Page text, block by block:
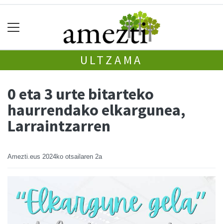
ULTZAMA
0 eta 3 urte bitarteko
haurrendako elkargunea,
Larraintzarren
Amezti.eus 2024ko otsailaren 2a